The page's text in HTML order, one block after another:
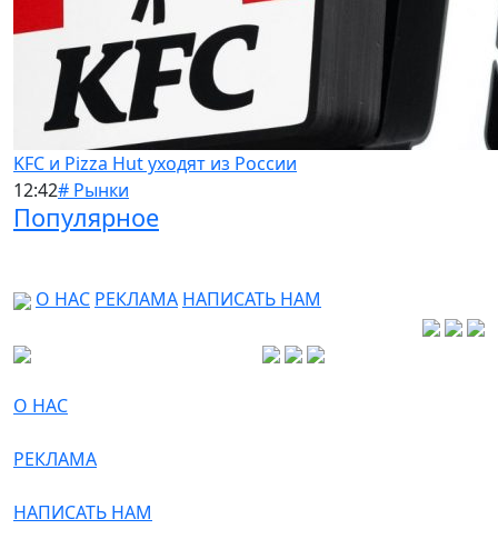
KFC и Pizza Hut уходят из России
12:42# Рынки
Популярное
О НАС РЕКЛАМА НАПИСАТЬ НАМ
О НАС
РЕКЛАМА
НАПИСАТЬ НАМ